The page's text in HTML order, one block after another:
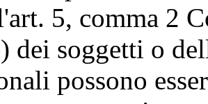
5, comma 2
dei soggetti o
possono